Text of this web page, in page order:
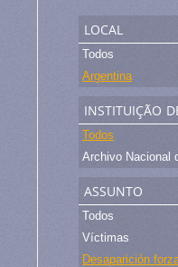
local
Todos
Argentina
instituição
Todos
Archivo Nacional
assunto
Todos
Víctimas
Desaparición